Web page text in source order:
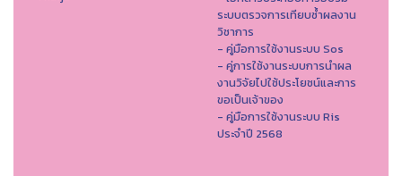
ระบบตรวจการเทียบซ้ำผลงาน
วิชาการ
- คู่มือการใช้งานระบบ Sos
- คู่การใช้งานระบบการนำผล
งานวิจัยไปใช้ประโยชน์และการ
ขอเป็นเจ้าของ
- คู่มือการใช้งานระบบ Ris
ประจำปี 2568